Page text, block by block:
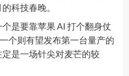
科技春晚。
是要靠苹果 AI 打个翻身仗
个则有望发布第一台量产的
是一场针尖对麦芒的较